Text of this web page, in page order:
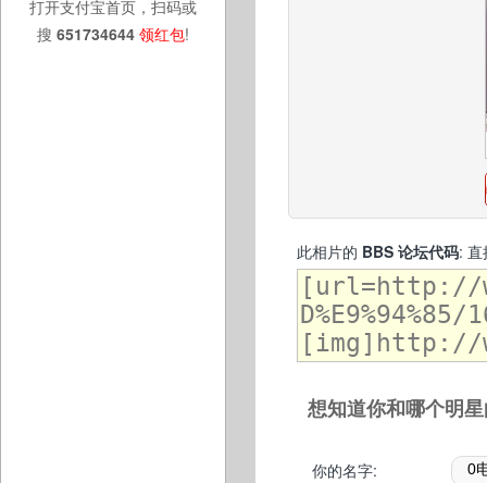
打开支付宝首页，扫码或
搜 651734644 领红包!
此相片的 BBS 论坛代码: 直
想知道你和哪个明
你的名字: